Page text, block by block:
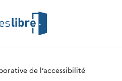
de l’accessibilité